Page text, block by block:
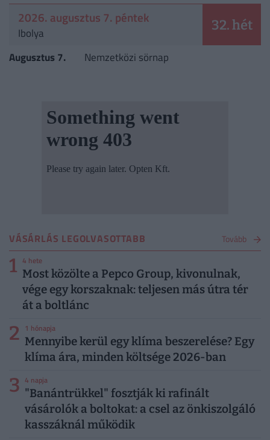
2026. augusztus 7. péntek
Ibolya 32. hét
Augusztus 7. Nemzetközi sörnap
VÁSÁRLÁS LEGOLVASOTTABB Tovább
1 4 hete
Most közölte a Pepco Group, kivonulnak,
vége egy korszaknak: teljesen más útra tér
át a boltlánc
2 1 hónapja
Mennyibe kerül egy klíma beszerelése? Egy
klíma ára, minden költsége 2026-ban
3 4 napja
"Banántrükkel" fosztják ki rafinált
vásárolók a boltokat: a csel az önkiszolgáló
kasszáknál működik